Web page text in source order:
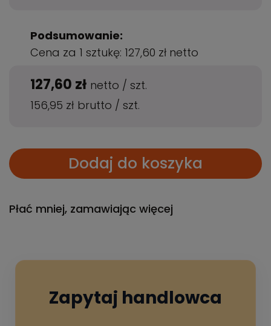
Podsumowanie:
Cena za 1 sztukę: 127,60 zł netto
127,60 zł netto / szt.
156,95 zł brutto / szt.
Dodaj do koszyka
Płać mniej, zamawiając więcej
Zapytaj handlowca